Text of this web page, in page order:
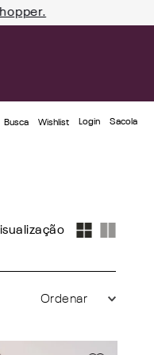
Busca Wishlist Login